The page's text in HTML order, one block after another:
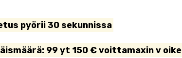
pyörii 30 sekunnissa
99 yt 150 € voittamaxin v oike